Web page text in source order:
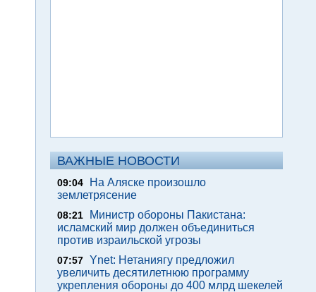
ВАЖНЫЕ НОВОСТИ
09:04
На Аляске произошло
землетрясение
08:21
Министр обороны Пакистана:
исламский мир должен объединиться
против израильской угрозы
07:57 Ynet: Нетаниягу предложил
увеличить десятилетнюю программу
укрепления обороны до 400 млрд шекелей